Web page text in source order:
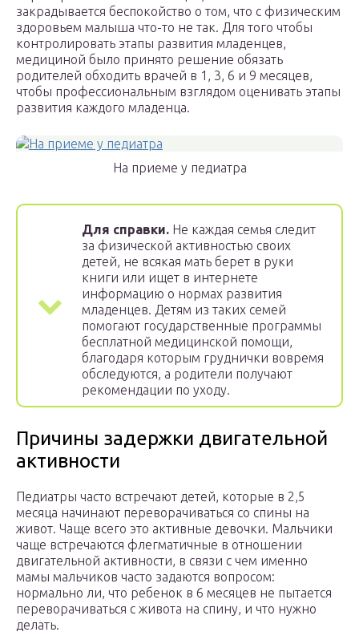
закрадывается беспокойство о том, что с физическим
здоровьем малыша что-то не так. Для того чтобы
контролировать этапы развития младенцев,
медициной было принято решение обязать
родителей обходить врачей в 1, 3, 6 и 9 месяцев,
чтобы профессиональным взглядом оценивать этапы
развития каждого младенца.
На приеме у педиатра
Для справки. Не каждая семья следит
за физической активностью своих
детей, не всякая мать берет в руки
книги или ищет в интернете
информацию о нормах развития
младенцев. Детям из таких семей
помогают государственные программы
бесплатной медицинской помощи,
благодаря которым груднички вовремя
обследуются, а родители получают
рекомендации по уходу.
Причины задержки двигательной
активности
Педиатры часто встречают детей, которые в 2,5
месяца начинают переворачиваться со спины на
живот. Чаще всего это активные девочки. Мальчики
чаще встречаются флегматичные в отношении
двигательной активности, в связи с чем именно
мамы мальчиков часто задаются вопросом:
нормально ли, что ребенок в 6 месяцев не пытается
переворачиваться с живота на спину, и что нужно
делать.